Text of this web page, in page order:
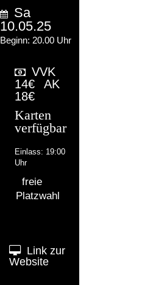
Sa
10.05.25
Beginn: 20.00 Uhr
VVK
14€
AK
18€
Karten
verfügbar
Einlass: 19:00
Uhr
freie
Platzwahl
Link zur
Website